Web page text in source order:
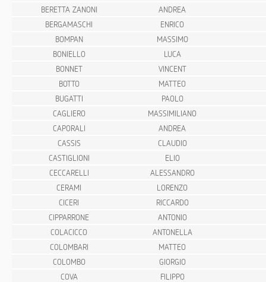
BERETTA ZANONI
ANDREA
BERGAMASCHI
ENRICO
BOMPAN
MASSIMO
BONIELLO
LUCA
BONNET
VINCENT
BOTTO
MATTEO
BUGATTI
PAOLO
CAGLIERO
MASSIMILIANO
CAPORALI
ANDREA
CASSIS
CLAUDIO
CASTIGLIONI
ELIO
CECCARELLI
ALESSANDRO
CERAMI
LORENZO
CICERI
RICCARDO
CIPPARRONE
ANTONIO
COLACICCO
ANTONELLA
COLOMBARI
MATTEO
COLOMBO
GIORGIO
COVA
FILIPPO